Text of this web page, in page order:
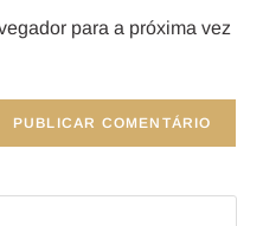
para a próxima vez